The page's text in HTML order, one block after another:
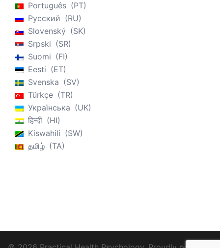
Português
PT
Русский
RU
Slovenský
SK
Srpski
SR
Suomi
FI
Eesti
ET
Svenska
SV
Türkçe
TR
Українська
UK
हिन्दी
HI
Kiswahili
SW
தமிழ்
TA